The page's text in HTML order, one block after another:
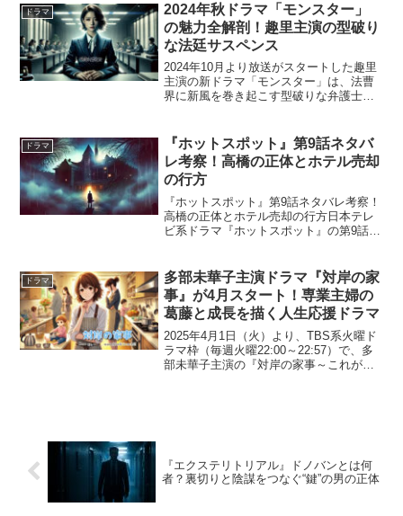
不在の中、耳の再接着手術という難題が
救命科に持ち込まれ...
ドラマ
2024年秋ドラマ「モンスター」
の魅力全解剖！趣里主演の型破り
な法廷サスペンス
2024年10月より放送がスタートした趣里
主演の新ドラマ「モンスター」は、法曹
界に新風を巻き起こす型破りな弁護士が
織り成す人間模様や、現代社会の課題に
鋭く切り込むストー...
ドラマ
『ホットスポット』第9話ネタバ
レ考察！高橋の正体とホテル売却
の行方
『ホットスポット』第9話ネタバレ考察！
高橋の正体とホテル売却の行方日本テレ
ビ系ドラマ『ホットスポット』の第9話が
高橋の正体に関わる衝撃の事実が明かさ
れ、ホテル売却を巡る...
ドラマ
多部未華子主演ドラマ『対岸の家
事』が4月スタート！専業主婦の
葛藤と成長を描く人生応援ドラマ
2025年4月1日（火）より、TBS系火曜ド
ラマ枠（毎週火曜22:00～22:57）で、多
部未華子主演の『対岸の家事～これが、
『エクステリトリアル』ドノバンとは何
者？裏切りと陰謀をつなぐ“鍵”の男の正体